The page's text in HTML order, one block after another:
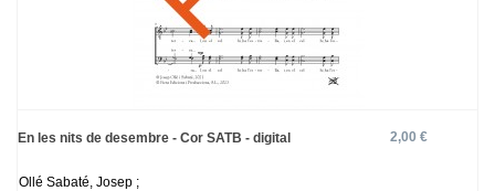
En les nits de desembre - Cor SATB - digital 2,00 €
Ollé Sabaté, Josep ;